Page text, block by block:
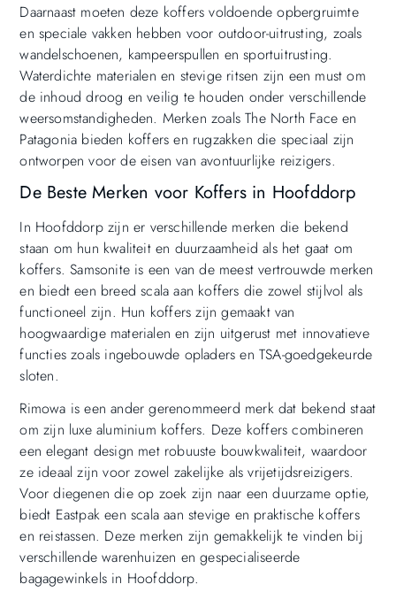
Daarnaast moeten deze koffers voldoende opbergruimte
en speciale vakken hebben voor outdoor-uitrusting, zoals
wandelschoenen, kampeerspullen en sportuitrusting.
Waterdichte materialen en stevige ritsen zijn een must om
de inhoud droog en veilig te houden onder verschillende
weersomstandigheden. Merken zoals The North Face en
Patagonia bieden koffers en rugzakken die speciaal zijn
ontworpen voor de eisen van avontuurlijke reizigers.
De Beste Merken voor Koffers in Hoofddorp
In Hoofddorp zijn er verschillende merken die bekend
staan om hun kwaliteit en duurzaamheid als het gaat om
koffers. Samsonite is een van de meest vertrouwde merken
en biedt een breed scala aan koffers die zowel stijlvol als
functioneel zijn. Hun koffers zijn gemaakt van
hoogwaardige materialen en zijn uitgerust met innovatieve
functies zoals ingebouwde opladers en TSA-goedgekeurde
sloten.
Rimowa is een ander gerenommeerd merk dat bekend staat
om zijn luxe aluminium koffers. Deze koffers combineren
een elegant design met robuuste bouwkwaliteit, waardoor
ze ideaal zijn voor zowel zakelijke als vrijetijdsreizigers.
Voor diegenen die op zoek zijn naar een duurzame optie,
biedt Eastpak een scala aan stevige en praktische koffers
en reistassen. Deze merken zijn gemakkelijk te vinden bij
verschillende warenhuizen en gespecialiseerde
bagagewinkels in Hoofddorp.